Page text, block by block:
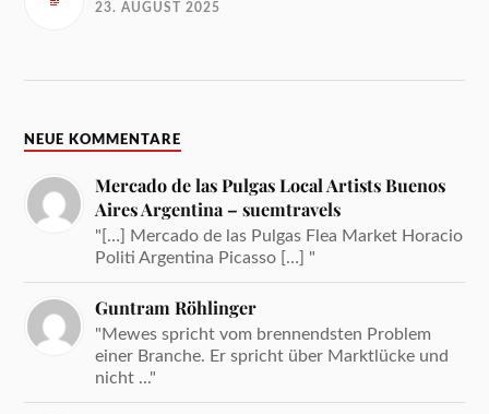
23. AUGUST 2025
NEUE KOMMENTARE
Mercado de las Pulgas Local Artists Buenos
Aires Argentina – suemtravels
"[…] Mercado de las Pulgas Flea Market Horacio
Politi Argentina Picasso […] "
Guntram Röhlinger
"Mewes spricht vom brennendsten Problem
einer Branche. Er spricht über Marktlücke und
nicht ..."